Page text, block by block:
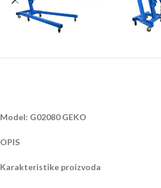
Model: G02080 GEKO
OPIS
Karakteristike proizvoda